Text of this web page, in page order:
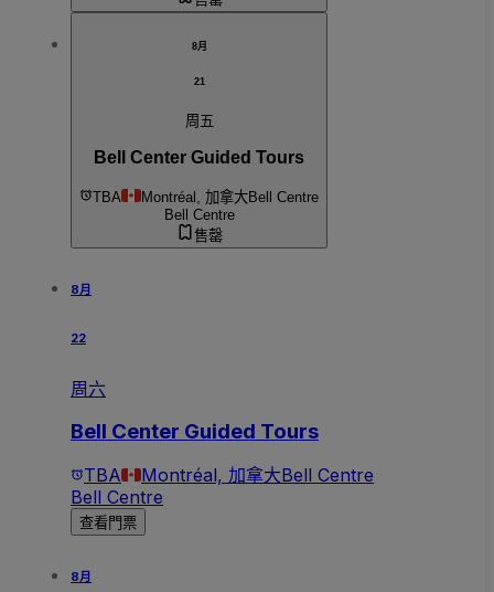
8月
21
周五
Bell Center Guided Tours
TBA Montréal, 加拿大Bell Centre
Bell Centre
售罄
8月
22
周六
Bell Center Guided Tours
TBA Montréal, 加拿大Bell Centre
Bell Centre
查看門票
8月